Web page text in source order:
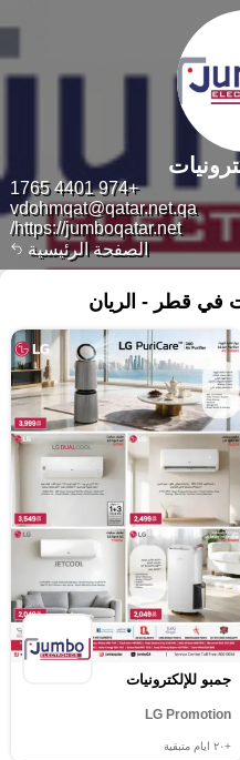
الصفحة الرئيسية
+974 4401 1765
vdohmqat@qatar.net.qa
https://jumboqatar.net/
في قطر - الريان
جمبو للإلكترونيات
LG Promotion
+٢٠ ايام متبقية